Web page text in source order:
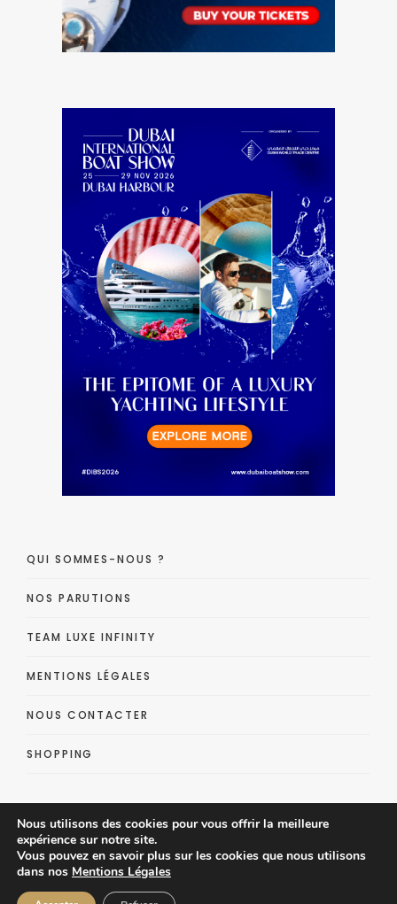
QUI SOMMES-NOUS ?
NOS PARUTIONS
TEAM LUXE INFINITY
MENTIONS LÉGALES
NOUS CONTACTER
SHOPPING
Luxe Infinity - Lifestyle Luxe Magazine
Nous utilisons des cookies pour vous offrir la meilleure
expérience sur notre site.
Vous pouvez en savoir plus sur les cookies que nous utilisons
dans nos Mentions Légales